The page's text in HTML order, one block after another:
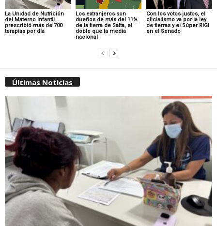
La Unidad de Nutrición
del Materno Infantil
prescribió más de 700
terapias por día
Los extranjeros son
dueños de más del 11%
de la tierra de Salta, el
doble que la media
nacional
Con los votos justos, el
oficialismo va por la ley
de tierras y el Súper RIGI
en el Senado
Últimas Noticias